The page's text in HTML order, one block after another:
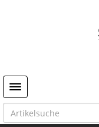
Toggle navigation